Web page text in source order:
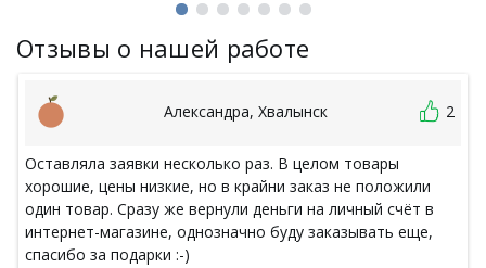
Отзывы о нашей работе
Александра, Хвалынск 2
Оставляла заявки несколько раз. В целом товары
хорошие, цены низкие, но в крайни заказ не положили
один товар. Сразу же вернули деньги на личный счёт в
интернет-магазине, однозначно буду заказывать еще,
спасибо за подарки :-)